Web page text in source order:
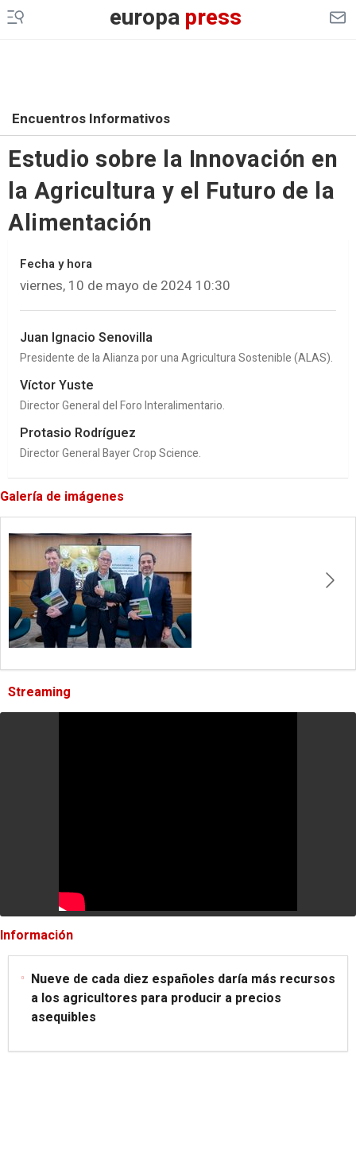
europapress
Encuentros Informativos
Estudio sobre la Innovación en
la Agricultura y el Futuro de la
Alimentación
Fecha y hora
viernes, 10 de mayo de 2024 10:30
Juan Ignacio Senovilla
Presidente de la Alianza por una Agricultura Sostenible (ALAS).
Víctor Yuste
Director General del Foro Interalimentario.
Protasio Rodríguez
Director General Bayer Crop Science.
Galería de imágenes
Streaming
Información
Nueve de cada diez españoles daría más recursos
a los agricultores para producir a precios
asequibles